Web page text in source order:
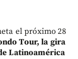
el próximo 28
Tour, la gira
Latinoamérica